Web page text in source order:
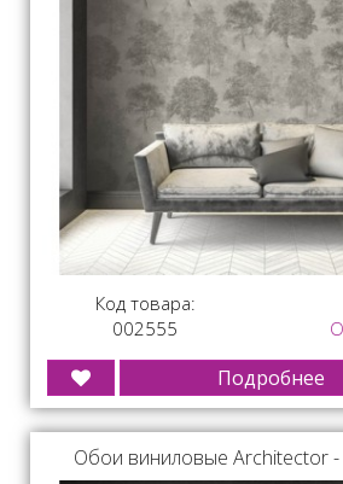
Код товара:
002555
Подробнее
Обои виниловые Architector -